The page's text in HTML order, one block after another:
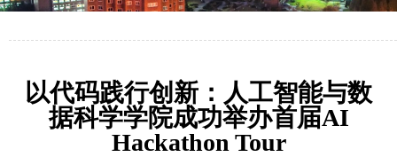
以代码践行创新：人工智能与数
据科学学院成功举办首届AI
Hackathon Tour